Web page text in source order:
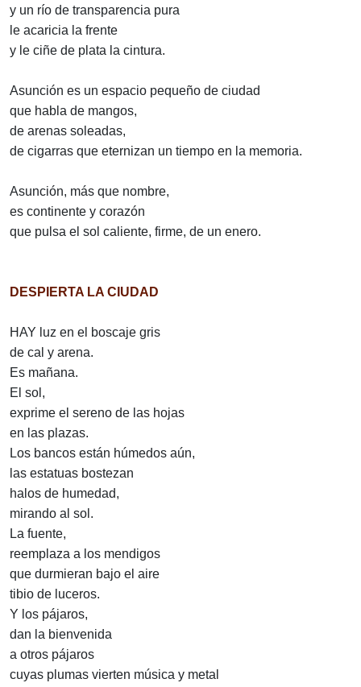
y un río de transparencia pura
le acaricia la frente
y le ciñe de plata la cintura.
Asunción es un espacio pequeño de ciudad
que habla de mangos,
de arenas soleadas,
de cigarras que eternizan un tiempo en la memoria.
Asunción, más que nombre,
es continente y corazón
que pulsa el sol caliente, firme, de un enero.
DESPIERTA LA CIUDAD
HAY luz en el boscaje gris
de cal y arena.
Es mañana.
El sol,
exprime el sereno de las hojas
en las plazas.
Los bancos están húmedos aún,
las estatuas bostezan
halos de humedad,
mirando al sol.
La fuente,
reemplaza a los mendigos
que durmieran bajo el aire
tibio de luceros.
Y los pájaros,
dan la bienvenida
a otros pájaros
cuyas plumas vierten música y metal